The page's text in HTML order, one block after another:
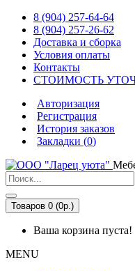
8 (904) 257-64-64
8 (904) 257-26-62
Доставка и сборка
Условия оплаты
Контакты
СТОИМОСТЬ
Авторизация
Регистрация
История заказов
Закладки (0)
Товаров 0 (0р.)
Ваша корзина пуста!
MENU